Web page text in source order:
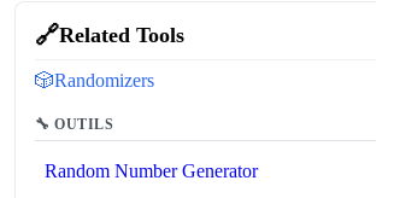
🔗Related Tools
🎲Randomizers
🔧 OUTILS
Random Number Generator